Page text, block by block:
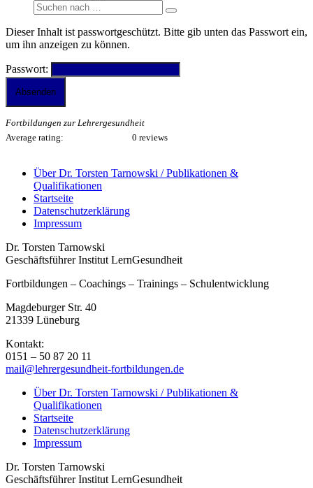
Dieser Inhalt ist passwortgeschützt. Bitte gib unten das Passwort ein,
um ihn anzeigen zu können.
Passwort:
Fortbildungen zur Lehrergesundheit
Average rating:
0 reviews
Über Dr. Torsten Tarnowski / Publikationen &
Qualifikationen
Startseite
Datenschutzerklärung
Impressum
Dr. Torsten Tarnowski
Geschäftsführer Institut LernGesundheit
Fortbildungen – Coachings – Trainings – Schulentwicklung
Magdeburger Str. 40
21339 Lüneburg
Kontakt:
0151 – 50 87 20 11
mail@lehrergesundheit-fortbildungen.de
Über Dr. Torsten Tarnowski / Publikationen &
Qualifikationen
Startseite
Datenschutzerklärung
Impressum
Dr. Torsten Tarnowski
Geschäftsführer Institut LernGesundheit